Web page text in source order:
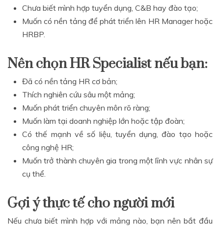
Chưa biết mình hợp tuyển dụng, C&B hay đào tạo;
Muốn có nền tảng để phát triển lên HR Manager hoặc
HRBP.
Nên chọn HR Specialist nếu bạn:
Đã có nền tảng HR cơ bản;
Thích nghiên cứu sâu một mảng;
Muốn phát triển chuyên môn rõ ràng;
Muốn làm tại doanh nghiệp lớn hoặc tập đoàn;
Có thế mạnh về số liệu, tuyển dụng, đào tạo hoặc
công nghệ HR;
Muốn trở thành chuyên gia trong một lĩnh vực nhân sự
cụ thể.
Gợi ý thực tế cho người mới
Nếu chưa biết mình hợp với mảng nào, bạn nên bắt đầu